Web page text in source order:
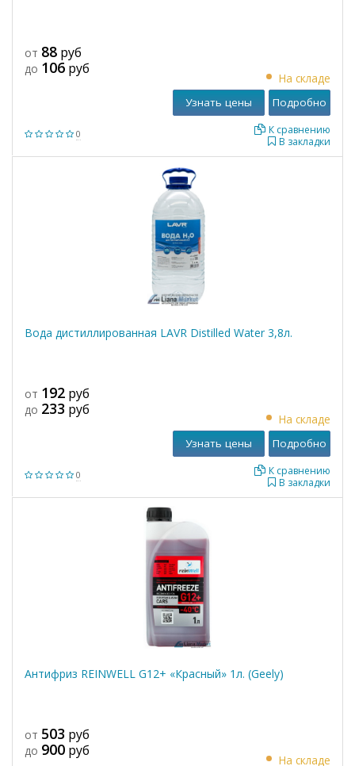
0
от 88 руб
до 106 руб
На складе
В закладки
К сравнению
Узнать цены Подробно
Вода дистиллированная LAVR Distilled Water 3,8л.
0
от 192 руб
до 233 руб
На складе
В закладки
К сравнению
Узнать цены Подробно
Антифриз REINWELL G12+ «Красный» 1л. (Geely)
от 503 руб
до 900 руб
На складе